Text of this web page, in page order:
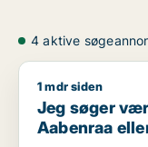
4 aktive
Jeg søger
1 mdr siden
Jeg søger
Aabenraa